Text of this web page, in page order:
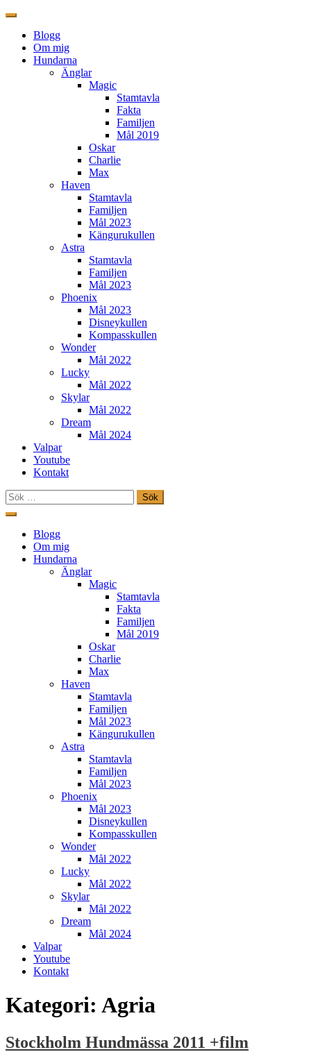
Blogg
Om mig
Hundarna
Änglar
Magic
Stamtavla
Fakta
Familjen
Mål 2019
Oskar
Charlie
Max
Haven
Stamtavla
Familjen
Mål 2023
Kängurukullen
Astra
Stamtavla
Familjen
Mål 2023
Phoenix
Mål 2023
Disneykullen
Kompasskullen
Wonder
Mål 2022
Lucky
Mål 2022
Skylar
Mål 2022
Dream
Mål 2024
Valpar
Youtube
Kontakt
Sök
efter:
Hoppa
innehåll
Freestylehundar.se
Blogg
Om mig
Hundarna
Änglar
Magic
Stamtavla
Fakta
Familjen
Mål 2019
Oskar
Charlie
Max
Haven
Stamtavla
Familjen
Mål 2023
Kängurukullen
Astra
Stamtavla
Familjen
Mål 2023
Phoenix
Mål 2023
Disneykullen
Kompasskullen
Wonder
Mål 2022
Lucky
Mål 2022
Skylar
Mål 2022
Dream
Mål 2024
Valpar
Youtube
Kontakt
Kategori: Agria
Stockholm Hundmässa 2011 +film